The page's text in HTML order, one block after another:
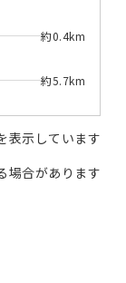
約0.4km
約5.7km
表示しています
場合があります